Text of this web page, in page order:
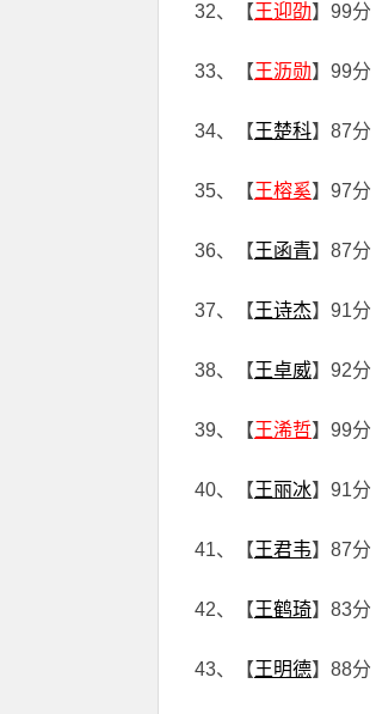
32、【王迎劭】99分
33、【王沥勋】99分
34、【王楚科】87分
35、【王榕奚】97分
36、【王函青】87分
37、【王诗杰】91分
38、【王卓威】92分
39、【王浠哲】99分
40、【王丽冰】91分
41、【王君韦】87分
42、【王鹤琦】83分
43、【王明德】88分